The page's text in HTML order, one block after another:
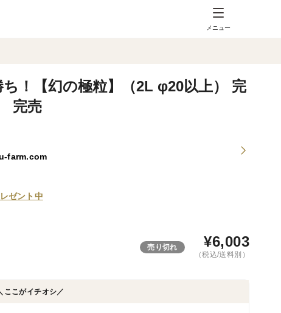
メニュー
！【幻の極粒】（2L φ20以上） 完
完売
farm.com
ゼント中
売り切れ ¥6,003
（税込/送料別）
ここがイチオシ／